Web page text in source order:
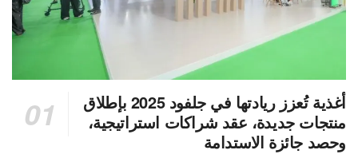
أغذية تُعزز ريادتها في جلفود 2025 بإطلاق
منتجات جديدة، عقد شراكات استراتيجية،
وحصد جائزة الاستدامة